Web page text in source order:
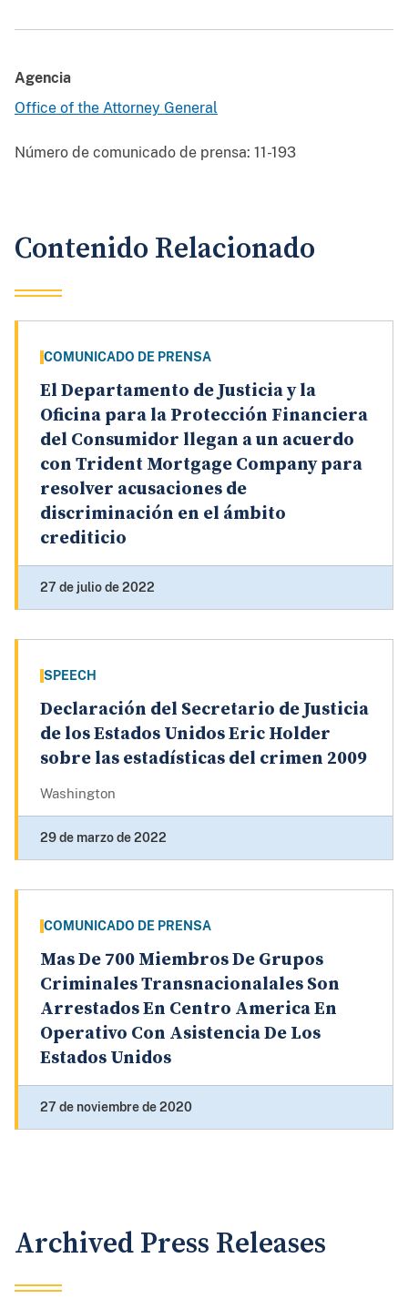
Agencia
Office of the Attorney General
Número de comunicado de prensa: 11-193
Contenido Relacionado
COMUNICADO DE PRENSA
El Departamento de Justicia y la
Oficina para la Protección Financiera
del Consumidor llegan a un acuerdo
con Trident Mortgage Company para
resolver acusaciones de
discriminación en el ámbito
crediticio
27 de julio de 2022
SPEECH
Declaración del Secretario de Justicia
de los Estados Unidos Eric Holder
sobre las estadísticas del crimen 2009
Washington
29 de marzo de 2022
COMUNICADO DE PRENSA
Mas De 700 Miembros De Grupos
Criminales Transnacionalales Son
Arrestados En Centro America En
Operativo Con Asistencia De Los
Estados Unidos
27 de noviembre de 2020
Archived Press Releases